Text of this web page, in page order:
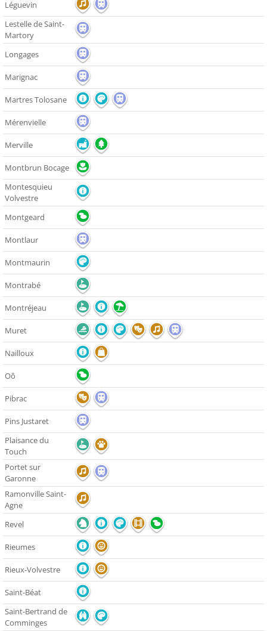
Léguevin
Lestelle de Saint-
Martory
Longages
Marignac
Martres Tolosane
Mérenvielle
Merville
Montbrun Bocage
Montesquieu
Volvestre
Montgeard
Montlaur
Montmaurin
Montrabé
Montréjeau
Muret
Nailloux
Oô
Pibrac
Pins Justaret
Plaisance du
Touch
Portet sur
Garonne
Ramonville Saint-
Agne
Revel
Rieumes
Rieux-Volvestre
Saint-Béat
Saint-Bertrand de
Comminges